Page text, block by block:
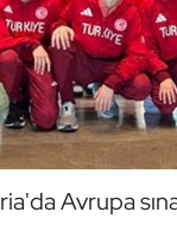
Avrupa